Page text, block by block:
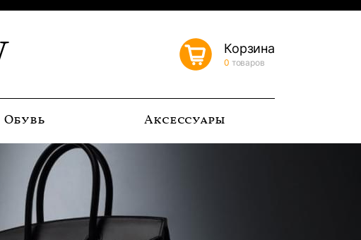
Корзина
0 товаров
Обувь Аксессуары